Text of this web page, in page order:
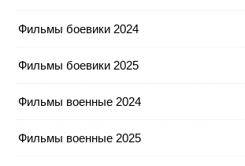
Фильмы боевики 2024
Фильмы боевики 2025
Фильмы военные 2024
Фильмы военные 2025